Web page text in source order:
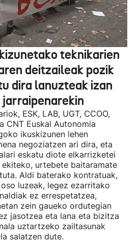
teknikarien
deitzaileak pozik
dira lanuzteak izan
jarraipenarekin
ESK, LAB, UGT, CCOO,
CNT Euskal Autonomia
ikuskizunen lehen
negoziatzen ari dira, eta
eskatu diote elkarrizketei
urtebete baitaramate
Aldi baterako kontratuak,
luzeak, legez ezarritako
ez errespetatzea,
zein gaueko ordutegian
jasotzea eta lana eta bizitza
uztartzeko zailtasunak
salatzen dute.